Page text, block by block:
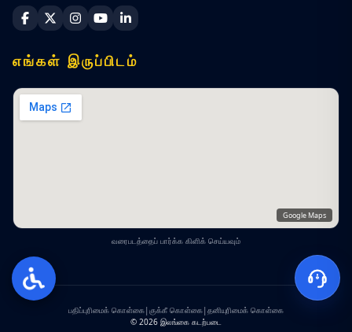
Sri Lanka Navy Facebook
Sri Lanka Navy X
Sri Lanka Navy Instagram
Sri Lanka Navy YouTube
Sri Lanka Navy LinkedIn
எங்கள் இருப்பிடம்
Google Maps
வரைபடத்தைப் பார்க்க கிளிக் செய்யவும்
பதிப்புரிமைக் கொள்கை| குக்கீ கொள்கை| தனியுரிமைக் கொள்கை
© 2026 இலங்கை கடற்படை